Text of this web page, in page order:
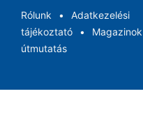
Rólunk
Adatkezelési
tájékoztató
Magazinok
útmutatás